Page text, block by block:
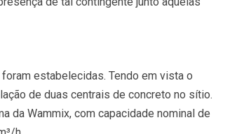
estabelecidas. Tendo em vista o
de duas centrais de concreto no sítio.
da Wammix, com capacidade nominal de